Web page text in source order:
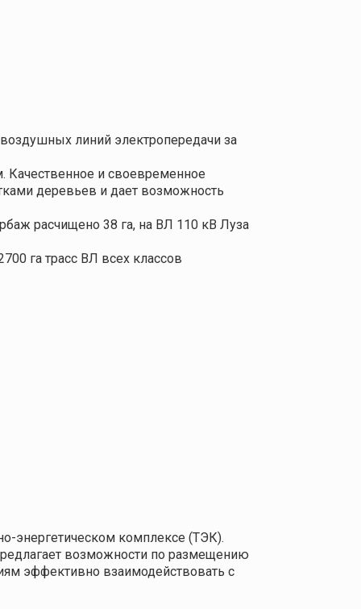
линий электропередачи за
Качественное и своевременное
деревьев и дает возможность
расчищено 38 га, на ВЛ 110 кВ Луза
га трасс ВЛ всех классов
энергетическом комплексе (ТЭК).
возможности по размещению
эффективно взаимодействовать с